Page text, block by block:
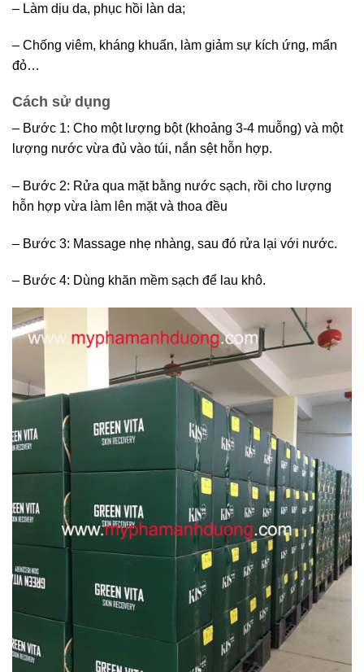
– Làm dịu da, phục hồi làn da;
– Chống viêm, kháng khuẩn, làm giảm sự kích ứng, mẩn
đỏ…
Cách sử dụng
– Bước 1: Cho một lượng bột (khoảng 3-4 muỗng) và một
lượng nước vừa đủ vào túi, nắn sệt hỗn hợp.
– Bước 2: Rửa qua mặt bằng nước sạch, rồi cho lượng
hỗn hợp vừa làm lên mặt và thoa đều
– Bước 3: Massage nhẹ nhàng, sau đó rửa lại với nước.
– Bước 4: Dùng khăn mềm sạch để lau khô.